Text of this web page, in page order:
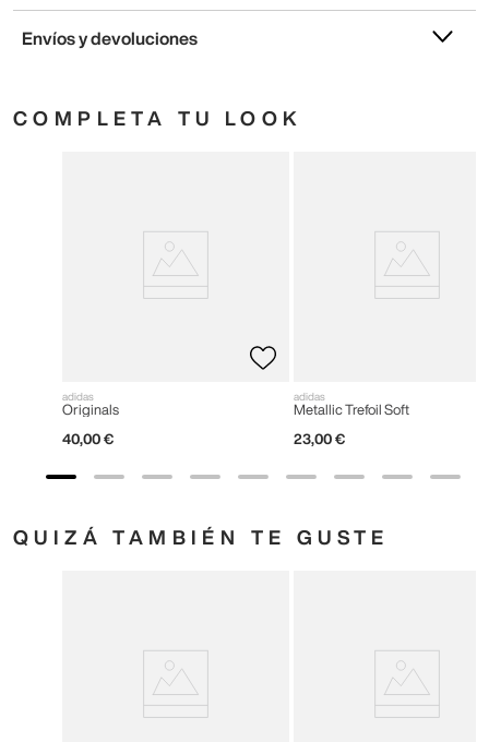
Envíos y devoluciones
COMPLETA TU LOOK
adidas
Originals
40,00 €
adidas
Metallic Trefoil Soft
23,00 €
QUIZÁ TAMBIÉN TE GUSTE